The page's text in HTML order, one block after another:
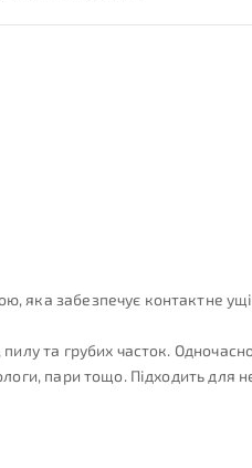
забезпечує контактне
та грубих часток.
пари тощо. Підходить для